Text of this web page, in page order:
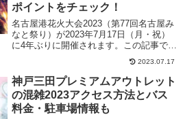
ポイントをチェック！
名古屋港花火大会2023（第77回名古屋み
なと祭り）が2023年7月17日（月・祝）
に4年ぶりに開催されます。この記事で
は、海の日名古屋みなと祭花火大会2023
について以下のことをまとめます。 名古
屋港花火大会2023へのアクセス方法 名
古...
2023.07.17
神戸三田プレミアムアウトレット
の混雑2023アクセス方法とバス
料金・駐車場情報も